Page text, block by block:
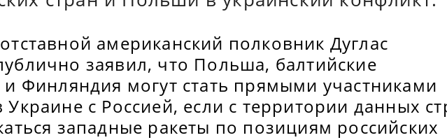
американский полковник Дуглас
заявил, что Польша, балтийские
и Финляндия могут стать прямыми участниками
Украине с Россией, если с территории данных
западные ракеты по позициям российских